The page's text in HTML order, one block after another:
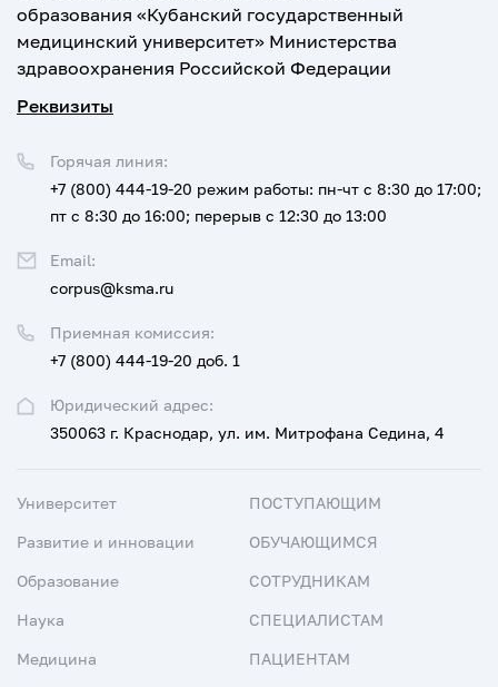
образования «Кубанский государственный
медицинский университет» Министерства
здравоохранения Российской Федерации
Реквизиты
Юридический адрес:
350063 г. Краснодар, ул. им. Митрофана Седина, 4
Приемная комиссия:
+7 (800) 444-19-20 доб. 1
Горячая линия:
+7 (800) 444-19-20 режим работы: пн-чт с 8:30 до 17:00;
пт с 8:30 до 16:00; перерыв с 12:30 до 13:00
Email:
corpus@ksma.ru
Университет
Развитие и инновации
Образование
Наука
Медицина
ПОСТУПАЮЩИМ
ОБУЧАЮЩИМСЯ
СОТРУДНИКАМ
СПЕЦИАЛИСТАМ
ПАЦИЕНТАМ